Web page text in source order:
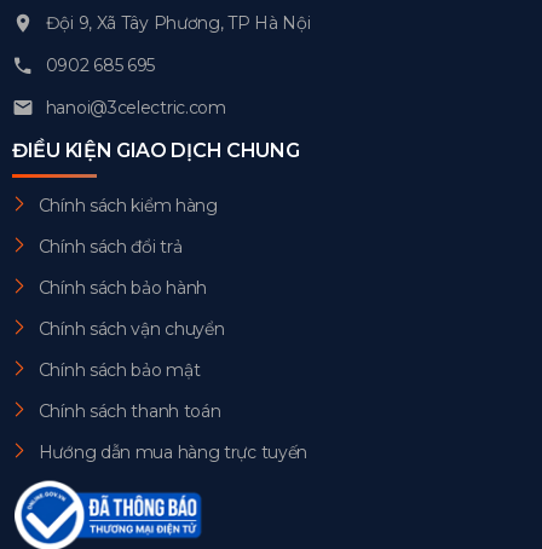
Đội 9, Xã Tây Phương, TP Hà Nội
0902 685 695
hanoi@3celectric.com
ĐIỀU KIỆN GIAO DỊCH CHUNG
Chính sách kiểm hàng
Chính sách đổi trả
Chính sách bảo hành
Chính sách vận chuyển
Chính sách bảo mật
Chính sách thanh toán
Hướng dẫn mua hàng trực tuyến